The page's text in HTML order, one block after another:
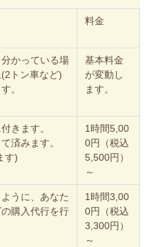
料金
かっている場
トン車など)
。
基本料金
が変動し
ます。
きます。
済みます。
す)
1時間5,00
0円（税込
5,500円）
～
うに、あなた
購入代行を行
1時間3,00
0円（税込
3,300円）
～